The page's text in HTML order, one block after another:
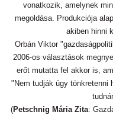
vonatkozik, amelynek
megoldása. Produkciója
akiben hinni
Orbán Viktor
2006-os választások
erőt mutatta fel akkor is,
"Nem tudják úgy tönkretenni
(Petschnig Mária Zita: